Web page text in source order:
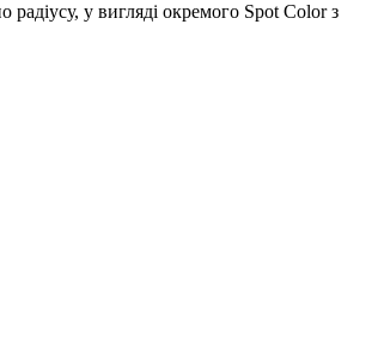
радіусу, у вигляді окремого Spot Color з